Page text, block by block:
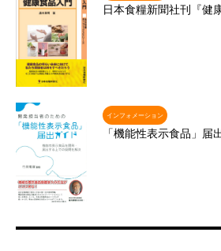
日本食糧新聞社刊『健
インフォメーション
「機能性表示食品」